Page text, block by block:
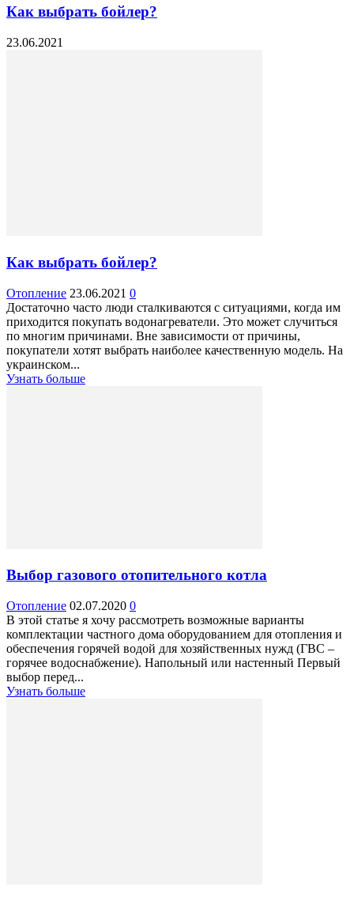
Как выбрать бойлер?
23.06.2021
Как выбрать бойлер?
Отопление 23.06.2021 0
Достаточно часто люди сталкиваются с ситуациями, когда им
приходится покупать водонагреватели. Это может случиться
по многим причинами. Вне зависимости от причины,
покупатели хотят выбрать наиболее качественную модель. На
украинском...
Узнать больше
Выбор газового отопительного котла
Отопление 02.07.2020 0
В этой статье я хочу рассмотреть возможные варианты
комплектации частного дома оборудованием для отопления и
обеспечения горячей водой для хозяйственных нужд (ГВС –
горячее водоснабжение). Напольный или настенный Первый
выбор перед...
Узнать больше